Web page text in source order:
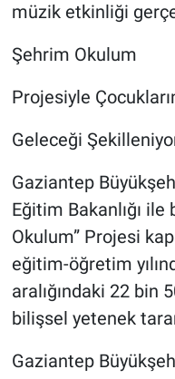
müzik etkinliği
Şehrim Okulum
Projesiyle
Geleceği
Gaziantep
Eğitim Bakanlığı
Okulum” Projesi
eğitim-öğretim
aralığındaki 22 bin
bilişsel yetenek
Gaziantep